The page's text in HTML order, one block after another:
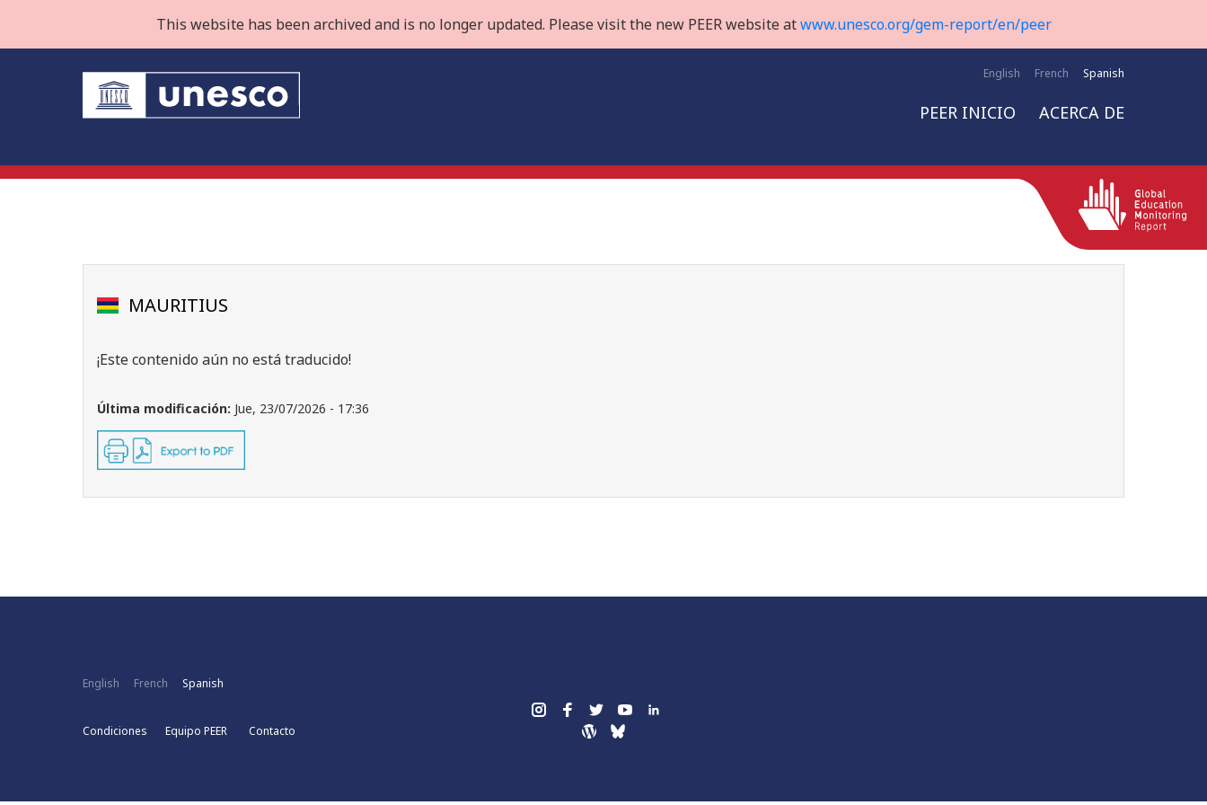
This website has been archived and is no longer updated. Please visit the new PEER website atwww.unesco.org/gem-report/en/peer
English French Spanish
PEER INICIO ACERCA DE
MAURITIUS
¡Este contenido aún no está traducido!
Última modificación: Jue, 23/07/2026 - 17:36
English French Spanish
Condiciones Equipo PEER Contacto